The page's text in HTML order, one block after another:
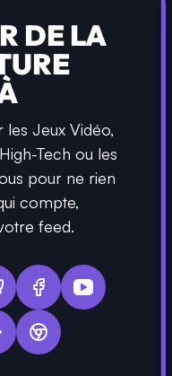
DE LA
les Jeux Vidéo,
Tech ou les
pour ne rien
compte,
feed.